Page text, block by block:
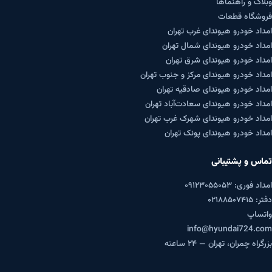
فروشگاه قطعات
امداد خودرو هیوندای غرب تهران
امداد خودرو هیوندای شمال تهران
امداد خودرو هیوندای شرق تهران
امداد خودرو هیوندای مرکز و جنوب تهران
امداد خودرو هیوندای صادقیه تهران
امداد خودرو هیوندای سعادت‌آباد تهران
امداد خودرو هیوندای شهرک غرب تهران
امداد خودرو هیوندای پونک تهران
تماس و پشتیبانی
امداد فوری: ۰۹۱۲۳۰۵۵۰۵۳
دفتر: ۰۲۱۸۸۵۰۷۴۱۵
واتساپ
info@hyundai724.com
بزرگراه چمران، تهران — ۲۴ ساعته